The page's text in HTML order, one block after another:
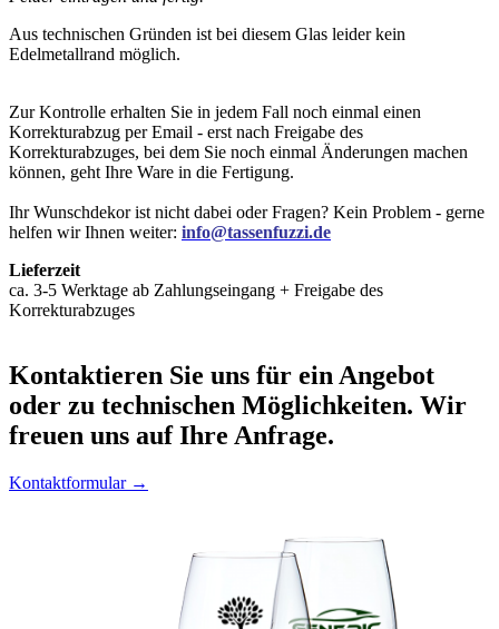
Aus technischen Gründen ist bei diesem Glas leider kein
Edelmetallrand möglich.
Zur Kontrolle erhalten Sie in jedem Fall noch einmal einen
Korrekturabzug per Email - erst nach Freigabe des
Korrekturabzuges, bei dem Sie noch einmal Änderungen machen
können, geht Ihre Ware in die Fertigung.
Ihr Wunschdekor ist nicht dabei oder Fragen? Kein Problem - gerne
helfen wir Ihnen weiter: info@tassenfuzzi.de
Lieferzeit
ca. 3-5 Werktage ab Zahlungseingang + Freigabe des
Korrekturabzuges
Kontaktieren Sie uns für ein Angebot
oder zu technischen Möglichkeiten. Wir
freuen uns auf Ihre Anfrage.
Kontaktformular →